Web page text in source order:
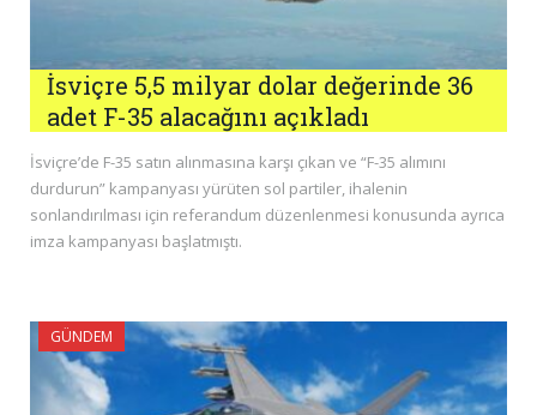
İsviçre 5,5 milyar dolar değerinde 36
adet F-35 alacağını açıkladı
İsviçre’de F-35 satın alınmasına karşı çıkan ve “F-35 alımını
durdurun” kampanyası yürüten sol partiler, ihalenin
sonlandırılması için referandum düzenlenmesi konusunda ayrıca
imza kampanyası başlatmıştı.
GÜNDEM